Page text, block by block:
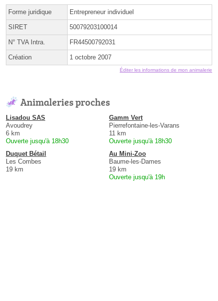
Forme juridique Entrepreneur individuel
SIRET 50079203100014
N° TVA Intra. FR44500792031
Création 1 octobre 2007
Éditer les informations de mon animalerie
Animaleries proches
Lisadou SAS
Avoudrey
6 km
Ouverte jusqu'à 18h30
Gamm Vert
Pierrefontaine-les-Varans
11 km
Ouverte jusqu'à 18h30
Duquet Bétail
Les Combes
19 km
Au Mini-Zoo
Baume-les-Dames
19 km
Ouverte jusqu'à 19h